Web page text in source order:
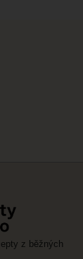
z běžných